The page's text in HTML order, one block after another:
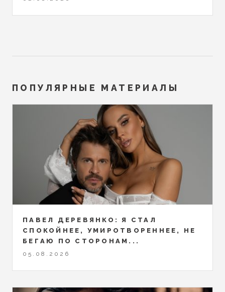
ПОПУЛЯРНЫЕ МАТЕРИАЛЫ
ПАВЕЛ ДЕРЕВЯНКО: Я СТАЛ
СПОКОЙНЕЕ, УМИРОТВОРЕННЕЕ, НЕ
БЕГАЮ ПО СТОРОНАМ...
05.08.2026